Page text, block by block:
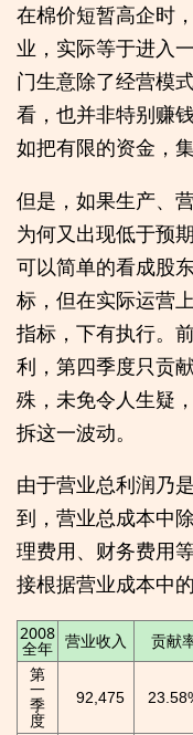
在棉价短暂高企时
业，实际等于进入
门生意除了经营模
看，也并非特别赚
如把有限的资金，
但是，如果生产、
为何又出现低于预
可以简单的看成股
标，但在实际运营
指标，下有执行。
利，第四季度只贡
殊，未免令人生疑
拆这一波动。
由于营业总利润乃
到，营业总成本中
理费用、财务费用
接根据营业成本中
2008
全年 营业收入 贡献
第
一
季
度
92,475